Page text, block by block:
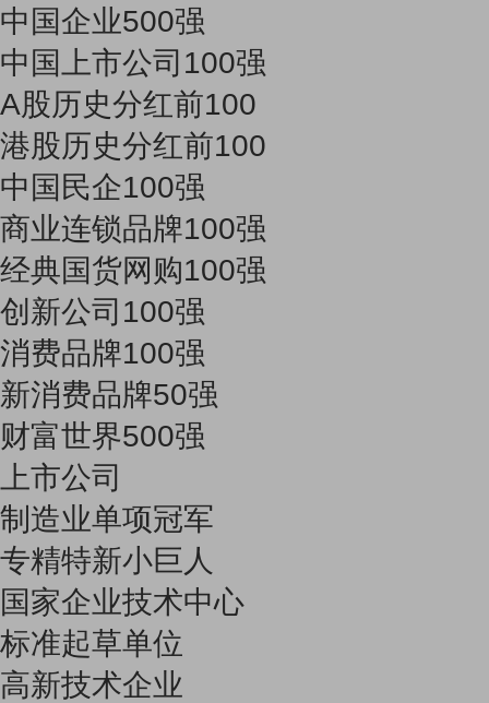
中国企业500强
中国上市公司100强
A股历史分红前100
港股历史分红前100
中国民企100强
商业连锁品牌100强
经典国货网购100强
创新公司100强
消费品牌100强
新消费品牌50强
财富世界500强
上市公司
制造业单项冠军
专精特新小巨人
国家企业技术中心
标准起草单位
高新技术企业